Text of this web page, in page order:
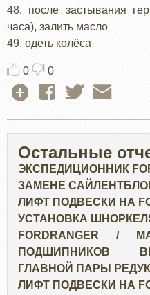
48. после застывания
часа), залить масло
49. одеть колёса
0 0
Остальные
ЭКСПЕДИЦИОННИК
ЗАМЕНЕ
ЛИФТ ПОДВЕСКИ НА
УСТАНОВКА ШНОРКЕЛЯ
FORDRANGER /
ПОДШИПНИКОВ
ГЛАВНОЙ ПАРЫ
ЛИФТ ПОДВЕСКИ НА